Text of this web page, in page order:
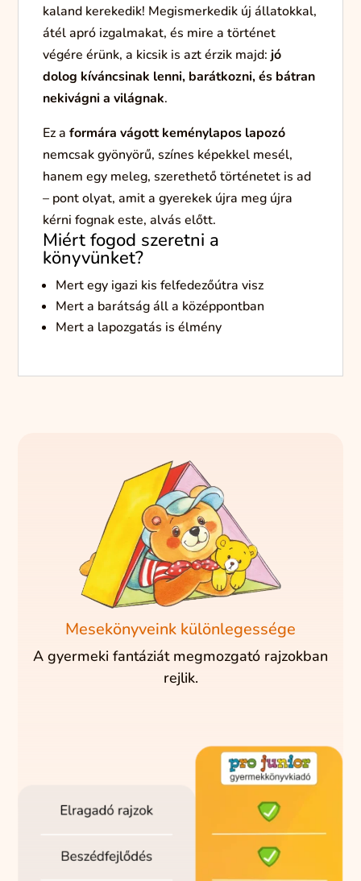
kaland kerekedik! Megismerkedik új állatokkal,
átél apró izgalmakat, és mire a történet
végére érünk, a kicsik is azt érzik majd: jó
dolog kíváncsinak lenni, barátkozni, és bátran
nekivágni a világnak.
Ez aformára vágott keménylapos lapozó
nemcsak gyönyörű, színes képekkel mesél,
hanem egy meleg, szerethető történetet is ad
– pont olyat, amit a gyerekek újra meg újra
kérni fognak este, alvás előtt.
Miért fogod szeretni a
könyvünket?
Mert egy igazi kis felfedezőútra visz
Mert a barátság áll a középpontban
Mert a lapozgatás is élmény
Mesekönyveink különlegessége
A gyermeki fantáziát megmozgató rajzokban
rejlik.